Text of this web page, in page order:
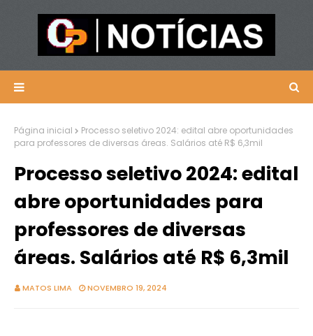
Página inicial
Processo seletivo 2024: edital abre oportunidades
para professores de diversas áreas. Salários até R$ 6,3mil
Processo seletivo 2024: edital
abre oportunidades para
professores de diversas
áreas. Salários até R$ 6,3mil
MATOS LIMA NOVEMBRO 19, 2024